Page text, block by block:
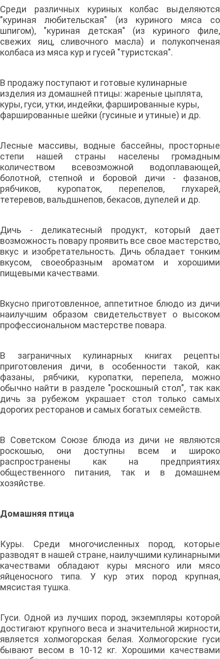
Среди различных куриных колбас выделяются
"куриная любительская" (из куриного мяса со
шпигом), "куриная детская" (из куриного филе,
свежих яиц, сливочного масла) и полукопченая
колбаса из мяса кур и гусей "туристская".
В продажу поступают и готовые кулинарные
изделия из домашней птицы: жареные цыплята,
куры, гуси, утки, индейки, фаршированные куры,
фаршированные шейки (гусиные и утиные) и др.
Лесные массивы, водные бассейны, просторные
степи нашей страны населены громадным
количеством всевозможной водоплавающей,
болотной, степной и боровой дичи - фазанов,
рябчиков, куропаток, перепелов, глухарей,
тетеревов, вальдшнепов, бекасов, дупелей и др.
Дичь - деликатесный продукт, который дает
возможность повару проявить все свое мастерство,
вкус и изобретательность. Дичь обладает тонким
вкусом, своеобразным ароматом и хорошими
пищевыми качествами.
Вкусно приготовленное, аппетитное блюдо из дичи
наилучшим образом свидетельствует о высоком
профессиональном мастерстве повара.
В заграничных кулинарных книгах рецепты
приготовления дичи, в особенности такой, как
фазаны, рябчики, куропатки, перепела, можно
обычно найти в разделе "роскошный стол", так как
дичь за рубежом украшает стол только самых
дорогих ресторанов и самых богатых семейств.
В Советском Союзе блюда из дичи не являются
роскошью, они доступны всем и широко
распространены как на предприятиях
общественного питания, так и в домашнем
хозяйстве.
Домашняя птица
Куры. Среди многочисленных пород, которые
разводят в нашей стране, наилучшими кулинарными
качествами обладают куры мясного или мясо
яйценосного типа. У кур этих пород крупная,
мясистая тушка.
Гуси. Одной из лучших пород, экземпляры которой
достигают крупного веса и значительной жирности,
является холмогорская белая. Холмогорские гуси
бывают весом в 10-12 кг. Хорошими качествами